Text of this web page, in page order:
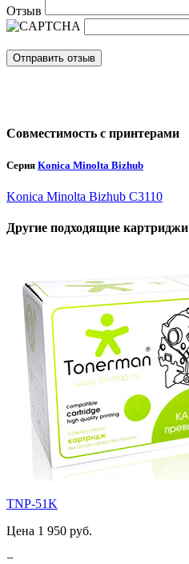
Отзыв
Отправить отзыв
Совместимость с принтерами
Серия Konica Minolta Bizhub
Konica Minolta Bizhub C3110
Другие подходящие картриджи
TNP-51K
Цена 1 950 руб.
−